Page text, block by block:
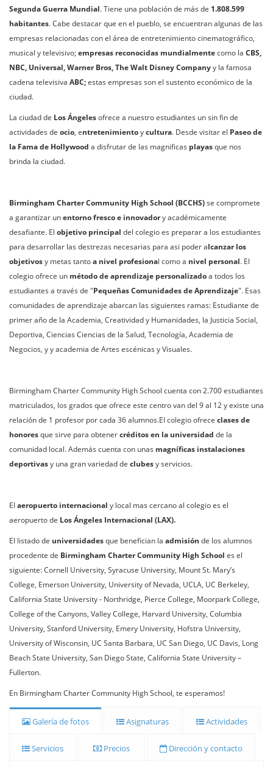
Segunda Guerra Mundial. Tiene una población de más de 1.808.599
habitantes. Cabe destacar que en el pueblo, se encuentran algunas de las
empresas relacionadas con el área de entretenimiento cinematográfico,
musical y televisivo;empresas reconocidas mundialmentecomo la CBS,
NBC, Universal, Warner Bros, The Walt Disney Companyy la famosa
cadena televisiva ABC;estas empresas son el sustento económico de la
ciudad.
La ciudad de Los Ángelesofrece a nuestro estudiantes un sin fin de
actividades de ocio, entretenimientoycultura. Desde visitar el Paseo de
la Fama de Hollywood a disfrutar de las magnificas playasque nos
brinda la ciudad.
Birmingham Charter Community High School (BCCHS)se compromete
a garantizar unentorno fresco e innovadory académicamente
desafiante. El objetivo principal del colegio es preparar a los estudiantes
para desarrollar las destrezas necesarias para asi poder alcanzar los
objetivosy metas tantoa nivel profesional como a nivel personal. El
colegio ofrece un método de aprendizaje personalizadoa todos los
estudiantes a través de "Pequeñas Comunidades de Aprendizaje". Esas
comunidades de aprendizaje abarcan las siguientes ramas: Estudiante de
primer año de la Academia, Creatividad y Humanidades, la Justicia Social,
Deportiva, Ciencias Ciencias de la Salud, Tecnología, Academia de
Negocios, y y academia de Artes escénicas y Visuales.
Birmingham Charter Community High School cuenta con 2.700 estudiantes
matriculados, los grados que ofrece este centro van del 9 al 12 y existe una
relación de 1 profesor por cada 36 alumnos.El colegio ofrece clases de
honoresque sirve para obtenercréditos en la universidad de la
comunidad local. Además cuenta con unas magníficas instalaciones
deportivasy una gran variedad de clubesy servicios.
El aeropuerto internacional y local mas cercano al colegio es el
aeropuerto de Los Ángeles Internacional (LAX).
El listado de universidadesque benefician la admisión de los alumnos
procedente de Birmingham Charter Community High School es el
siguiente: Cornell University, Syracuse University, Mount St. Mary’s
College, Emerson University, University of Nevada, UCLA, UC Berkeley,
California State University - Northridge, Pierce College, Moorpark College,
College of the Canyons, Valley College, Harvard University, Columbia
University, Stanford University, Emery University, Hofstra University,
University of Wisconsin, UC Santa Barbara, UC San Diego, UC Davis, Long
Beach State University, San Diego State, California State University –
Fullerton.
En Birmingham Charter Community High School, te esperamos!
Galería de fotos Asignaturas Actividades
Servicios Precios Dirección y contacto